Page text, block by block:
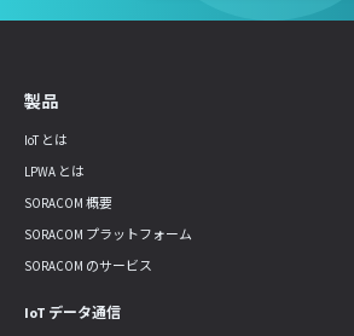
製品
IoT とは
LPWA とは
SORACOM 概要
SORACOM プラットフォーム
SORACOM のサービス
IoT データ通信